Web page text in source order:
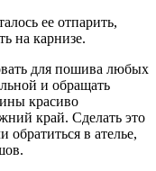
ее отпарить,
на карнизе.
для пошива любых
и обращать
красиво
край. Сделать это
в ателье,